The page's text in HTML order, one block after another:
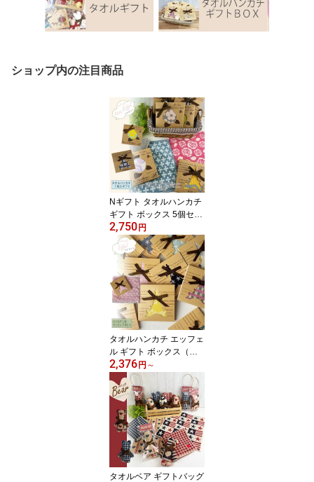
ショップ内の注目商品
Nギフト タオルハンカチ
ギフト ボックス 5個セッ
ト（タオルハンカチ1枚
入ギフト）タオルハンカ
チ 色柄アソート 5個セッ
トミニタオル ハンカチタ
オル ふわふわ 無撚糸 ￥5
00プレゼント プチギフ
ト 結婚式プチギフト卒業
記念品 景品 退職 転勤 タ
オルの萩原
2,750 円
タオルハンカチ エッフェ
ル ギフト ボックス（タ
オルハンカチ1枚入GIF
T）タオルハンカチ 色柄
アソート セット販売ミニ
タオル ハンカチタオル二
次会 景品 プレゼント プ
チギフト 結婚式プチギフ
ト卒業 記念品 景品 タオ
ルの萩原
2,376 円 ～
タオルベア ギフトバッグ